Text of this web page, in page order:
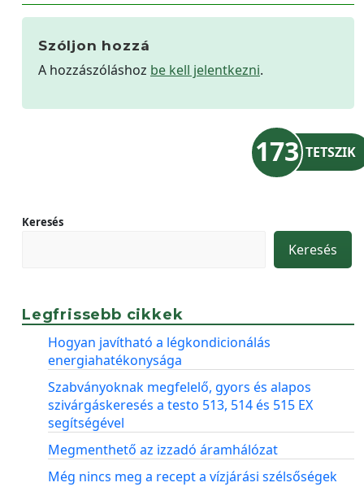
Szóljon hozzá
A hozzászóláshoz be kell jelentkezni.
173 TETSZIK
Keresés
Keresés
Legfrissebb cikkek
Hogyan javítható a légkondicionálás
energiahatékonysága
Szabványoknak megfelelő, gyors és alapos
szivárgáskeresés a testo 513, 514 és 515 EX
segítségével
Megmenthető az izzadó áramhálózat
Még nincs meg a recept a vízjárási szélsőségek